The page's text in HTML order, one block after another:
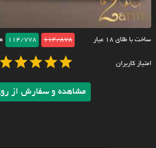
ساخت با طلای ۱۸ عیار 114/878
114/778
امتیاز کاربران
مشاهده و سفارش از